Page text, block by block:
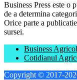
Business Press este o
de a determina
Orice parte a
sursei.
Business Agricol
Cotidianul
Copyright © 2017-